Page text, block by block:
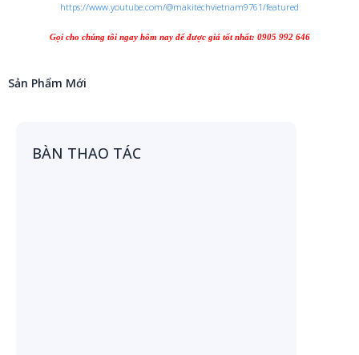
https://www.youtube.com/@makitechvietnam9761/featured
Gọi cho chúng tôi ngay hôm nay để được giá tốt nhất: 0905 992 646
Sản Phẩm Mới
BÀN THAO TÁC